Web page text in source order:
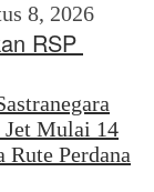
8, 2026
RSP